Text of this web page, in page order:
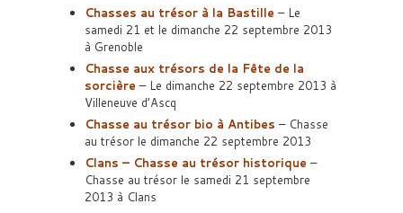
Chasses au trésor à la Bastille – Le
samedi 21 et le dimanche 22 septembre 2013
à Grenoble
Chasse aux trésors de la Fête de la
sorcière – Le dimanche 22 septembre 2013 à
Villeneuve d’Ascq
Chasse au trésor bio à Antibes – Chasse
au trésor le dimanche 22 septembre 2013
Clans – Chasse au trésor historique –
Chasse au trésor le samedi 21 septembre
2013 à Clans